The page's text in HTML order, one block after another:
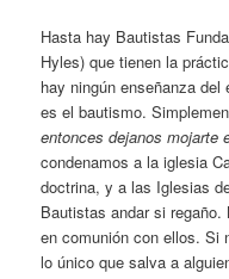
Hasta hay Bautistas
Hyles) que tienen la
hay ningún enseñanza
es el bautismo.
entonces dejanos mojarte
condenamos a la iglesia
doctrina, y a las Iglesias
Bautistas andar si
en comunión con ellos. Si
lo único que salva a